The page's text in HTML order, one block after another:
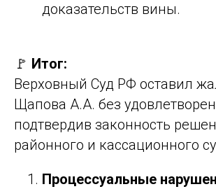
доказательств вины.
🚩 Итог:
Верховный Суд РФ оставил
Щапова А.А. без
подтвердив законность
районного и кассационного
Процессуальные